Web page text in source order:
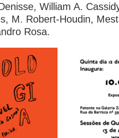
William A.
M. Robert-Houdin,
Rosa.